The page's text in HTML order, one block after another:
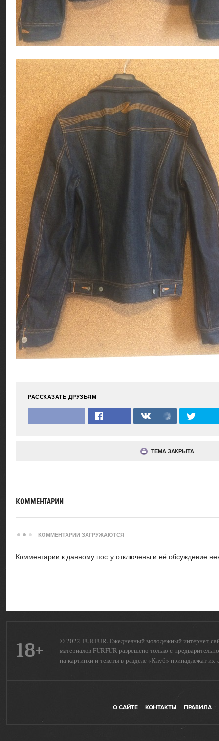
РАССКАЗАТЬ ДРУЗЬЯМ
ТЕМА ЗАКРЫТА
КОММЕНТАРИИ
КОММЕНТАРИИ ЗАГРУЖАЮТСЯ
Комментарии к данному посту отключены и её обсуждение
18+
© 2022 FURFUR. Ежедневный молодежный интернет-
материалов FURFUR разрешено только с
на картинки и тексты в разделе «Клуб» принадлежат их
О САЙТЕ КОНТАКТЫ ПРАВИЛА